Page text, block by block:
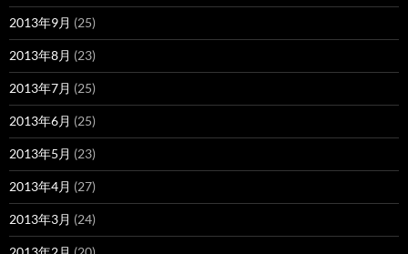
2013年9月 (25)
2013年8月 (23)
2013年7月 (25)
2013年6月 (25)
2013年5月 (23)
2013年4月 (27)
2013年3月 (24)